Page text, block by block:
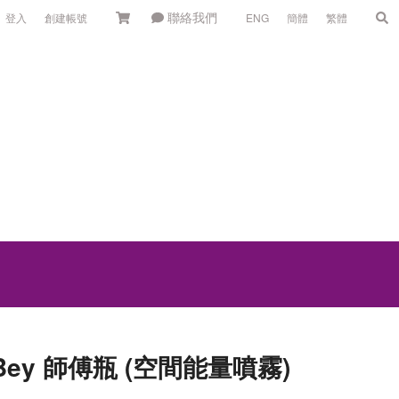
登入 創建帳號 聯絡我們 ENG 簡體 繁體
師傅瓶 (空間能量噴霧)